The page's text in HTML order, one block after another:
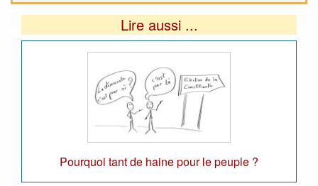
Lire aussi ...
Pourquoi tant de haine pour le peuple ?